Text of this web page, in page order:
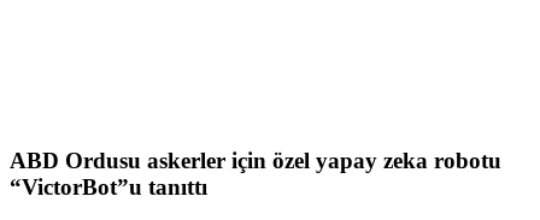
ABD Ordusu askerler için özel yapay zeka robotu
“VictorBot”u tanıttı